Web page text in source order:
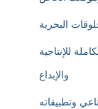
البحرية
للإنتاجية
والإبداع
وتطبيقاته